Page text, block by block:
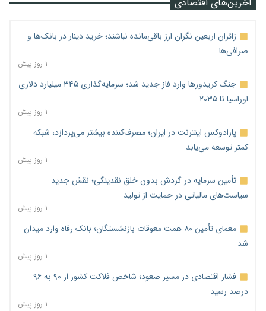
زائران اربعین نگران ارز باقی‌مانده نباشند؛ خرید دینار در بانک‌ها و
صرافی‌ها
۱ روز پیش
جنگ کریدورها وارد فاز جدید شد؛ سرمایه‌گذاری ۳۴۵ میلیارد دلاری
اوراسیا تا ۲۰۳۵
۱ روز پیش
پارادوکس اینترنت در ایران؛ مصرف‌کننده بیشتر می‌پردازد، شبکه
کمتر توسعه می‌یابد
۱ روز پیش
تأمین سرمایه در گردش بدون خلق نقدینگی؛ نقش جدید
سیاست‌های مالیاتی در حمایت از تولید
۱ روز پیش
معمای تأمین ۸۰ همت معوقات بازنشستگان؛ بانک رفاه وارد میدان
شد
۱ روز پیش
فشار اقتصادی در مسیر صعود؛ شاخص فلاکت کشور از ۹۰ به ۹۶
درصد رسید
۱ روز پیش